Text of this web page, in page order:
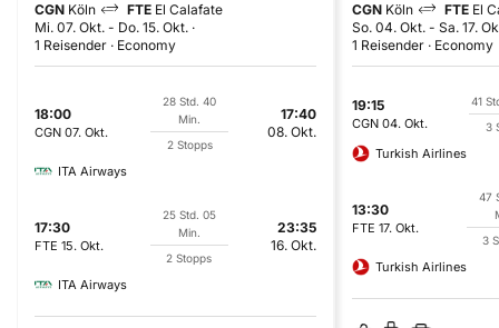
CGN Köln FTE El Calafate
Mi. 07. Okt. - Do. 15. Okt.
1 Reisender
Economy
18:00
CGN 07. Okt.
28 Std. 40
Min.
2 Stopps
17:40
08. Okt.
ITA Airways
17:30
FTE 15. Okt.
25 Std. 05
Min.
2 Stopps
23:35
16. Okt.
ITA Airways
CGN Köln FTE El
So. 04. Okt. - Sa. 17.
1 Reisender
Economy
19:15
CGN 04. Okt.
41
3
Turkish Airlines
13:30
FTE 17. Okt.
47
3
Turkish Airlines